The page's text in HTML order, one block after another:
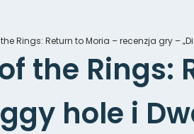
Rings: Return to Moria – recenzja gry –
the
hole i